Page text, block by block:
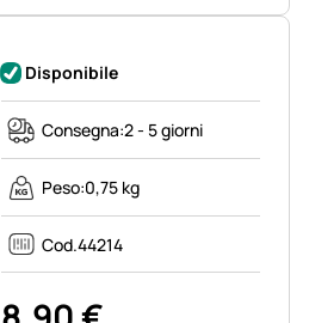
Disponibile
Consegna:2 - 5 giorni
Peso:0,75 kg
Cod.44214